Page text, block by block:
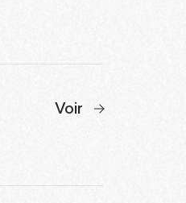
Voir